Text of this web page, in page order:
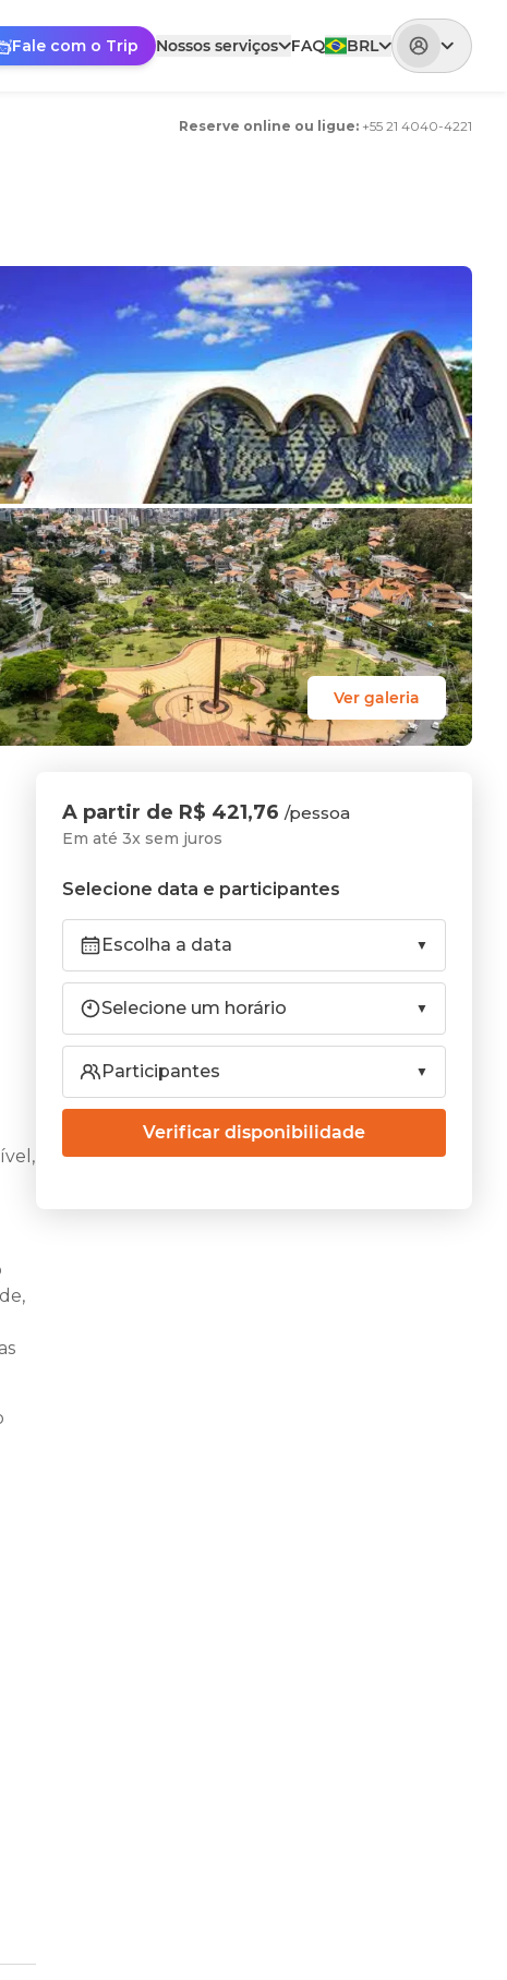
Fale com o Trip Nossos serviços FAQ BRL
Reserve online ou ligue: +55 21 4040-4221
Ver galeria
A partir de R$ 421,76 /pessoa
Em até 3x sem juros
Selecione data e participantes
Escolha a data
Selecione um horário
Participantes
Verificar disponibilidade